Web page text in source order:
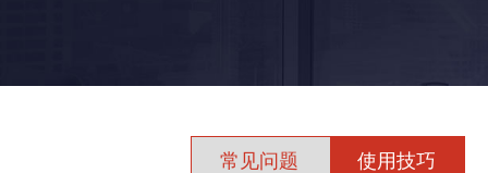
常见问题 使用技巧